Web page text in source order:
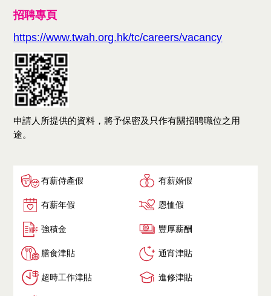
招聘專頁
https://www.twah.org.hk/tc/careers/vacancy
申請人所提供的資料，將予保密及只作有關招聘職位之用
途。
有薪侍產假 有薪婚假
有薪年假 恩恤假
強積金 豐厚薪酬
膳食津貼 通宵津貼
超時工作津貼 進修津貼